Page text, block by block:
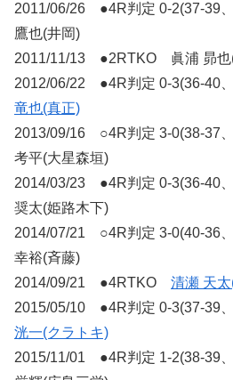
2011/06/26 ●4R判定 0-2(37-39
鷹也(井岡)
2011/11/13 ●2RTKO 眞浦 昴也
2012/06/22 ●4R判定 0-3(36-40
竜也(真正)
2013/09/16 ○4R判定 3-0(38-37
考平(大星森垣)
2014/03/23 ●4R判定 0-3(36-40
奨太(姫路木下)
2014/07/21 ○4R判定 3-0(40-36
幸裕(斉藤)
2014/09/21 ●4RTKO 清瀬 天
2015/05/10 ●4R判定 0-3(37-39
洸一(クラトキ)
2015/11/01 ●4R判定 1-2(38-39